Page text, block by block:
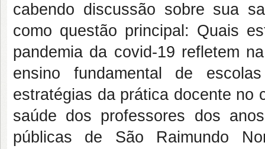
cabendo discussão sobre sua
como questão principal: Quais
pandemia da covid-19 refletem
ensino fundamental de
estratégias da prática docente no
saúde dos professores dos
públicas de São Raimundo